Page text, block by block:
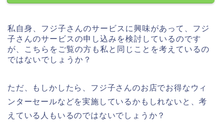
私自身、フジ子さんのサービスに興味があって、フジ
子さんのサービスの申し込みを検討しているのです
が、こちらをご覧の方も私と同じことを考えているの
ではないでしょうか？
ただ、もしかしたら、フジ子さんのお店でお得なウィ
ンターセールなどを実施しているかもしれないと、考
えている人もいるのではないでしょうか？